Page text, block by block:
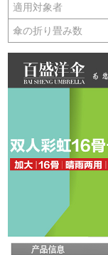
適用対象者
傘の折り畳み数